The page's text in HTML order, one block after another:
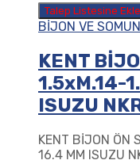
Talep Listesine Ekle
BİJON VE
KENT
1.5xM.14-
ISUZU
KENT BİJON ÖN
16.4 MM ISUZU